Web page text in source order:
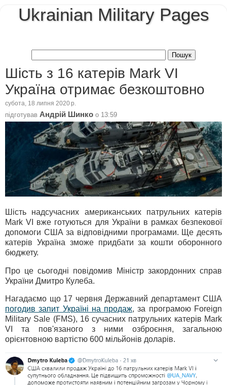
Ukrainian Military Pages
Шість з 16 катерів Mark VI
Україна отримає безкоштовно
субота, 18 липня 2020 р.
підготував Андрій Шинко о 13:59
Шість надсучасних американських патрульних катерів
Mark VI вже готуються для України в рамках безпекової
допомоги США за відповідними програмами. Ще десять
катерів Україна зможе придбати за кошти оборонного
бюджету.
Про це сьогодні повідомив Міністр закордонних справ
України Дмитро Кулеба.
Нагадаємо що 17 червня Державний департамент США
погодив запит Україні на продаж, за програмою Foreign
Military Sale (FMS), 16 сучасних патрульних катерів Mark
VI та пов'язаного з ними озброєння, загальною
орієнтовною вартістю 600 мільйонів доларів.